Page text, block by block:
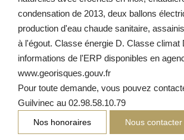
condensation de 2013, deux ballons
production d'eau chaude sanitaire,
à l'égout. Classe énergie D. Classe climat
informations de l'ERP disponibles en
www.georisques.gouv.fr
Pour toute demande, vous pouvez
Guilvinec au 02.98.58.10.79
Nos honoraires Nous contacter